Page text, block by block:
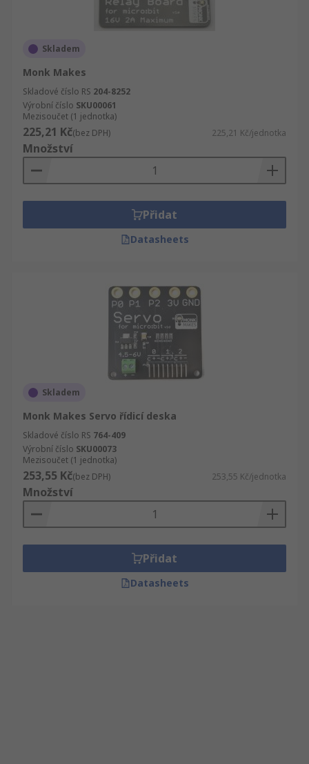
Skladem
Monk Makes
Skladové číslo RS 204-8252
Výrobní číslo SKU00061
Mezisoučet (1 jednotka)
225,21 Kč(bez DPH) 225,21 Kč/jednotka
Množství
Přidat
Datasheets
Skladem
Monk Makes Servo řídicí deska
Skladové číslo RS 764-409
Výrobní číslo SKU00073
Mezisoučet (1 jednotka)
253,55 Kč(bez DPH) 253,55 Kč/jednotka
Množství
Přidat
Datasheets